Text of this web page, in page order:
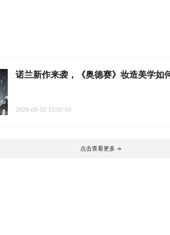
诺兰新作来袭，《奥德赛》妆造美学如
2026-08-02 10:00:00
点击查看更多